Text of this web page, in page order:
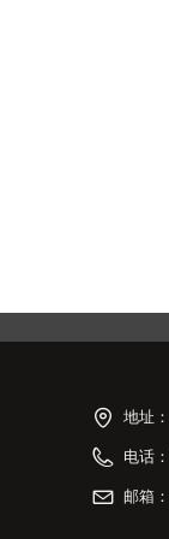
地址：
电话：
邮箱：